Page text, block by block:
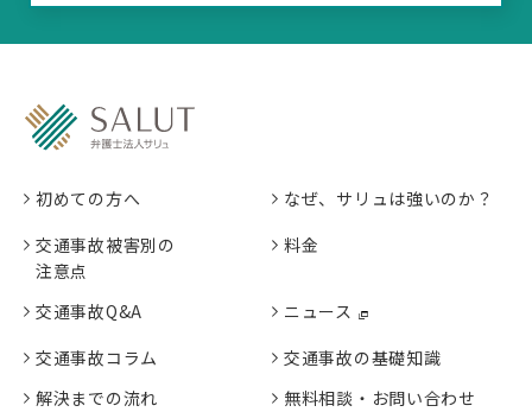
初めての方へ
なぜ、サリュは強いのか？
交通事故被害別の
注意点
料金
交通事故Q&A
ニュース
交通事故コラム
交通事故の基礎知識
解決までの流れ
無料相談・お問い合わせ